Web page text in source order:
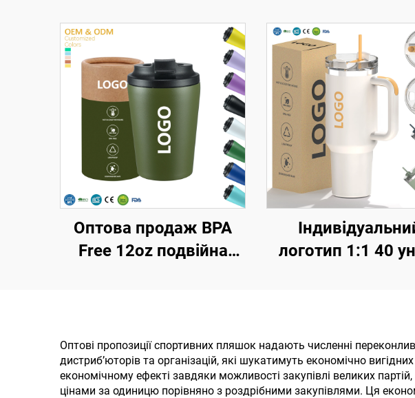
Оптова продаж BPA
Free 12oz подвійна
сталі, вакуумний
термос з
індивідуальним
логотип 1:1 40
вакуумна
кружка для
соломинкою на
Оптові пропозиції спортивних пляшок надають численні
дистриб’юторів та організацій, які шукатимуть економічно
економічному ефекті завдяки можливості закупівлі великих
цінами за одиницю порівняно з роздрібними закупівлями. Ця